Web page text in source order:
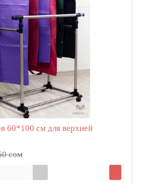
60*100 см для верхней
сом